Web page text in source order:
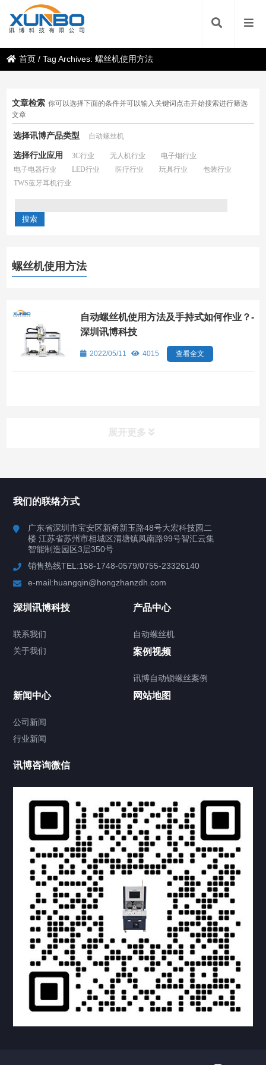
首页 /Tag Archives: 螺丝机使用方法
文章检索 你可以选择下面的条件并可以输入关键词点击开始搜索进行筛选
文章
选择讯博产品类型 自动螺丝机
选择行业应用 3C行业 无人机行业
电子烟行业
电子电器行业
LED行业 医疗行业 玩具行业
包装行业
TWS蓝牙耳机行业
螺丝机使用方法
自动螺丝机使用方法及手持式如何作业？-
深圳讯博科技
2022/05/11 4015 查看全文
展开更多
行业案例
联系我们
关于我们
提交您的需求，获取产品资料与报价
我们的联络方式
广东省深圳市宝安区新桥新玉路48号大宏科技园二
楼 江苏省苏州市相城区渭塘镇凤南路99号智汇云集
智能制造园区3层350号
销售热线TEL:158-1748-0579/0755-23326140
e-mail:huangqin@hongzhanzdh.com
深圳讯博科技
联系我们
关于我们
产品中心
自动螺丝机
案例视频
讯博自动锁螺丝案例
新闻中心
公司新闻
行业新闻
网站地图
讯博咨询微信